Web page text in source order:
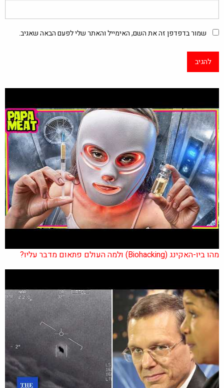
שמור בדפדפן זה את השם, האימייל והאתר שלי לפעם הבאה שאגיב.
מהו ביו-האקינג (Biohacking) ולמה העולם פתאום מדבר עליו?